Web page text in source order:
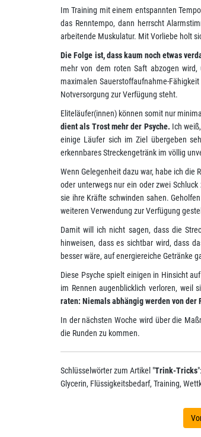
Im Training mit einem entspannten
das Renntempo, dann herrscht
arbeitende Muskulatur. Mit Vorliebe holt
Die Folge ist, dass kaum noch etwas
mehr von dem roten Saft abzogen
maximalen Sauerstoffaufnahme-
Notversorgung zur Verfügung steht.
Eliteläufer(innen) können somit nur
dient als Trost mehr der Psyche. Ich
einige Läufer sich im Ziel übergeben
erkennbares Streckengetränk im völlig
Wenn Gelegenheit dazu war, habe ich
oder unterwegs nur ein oder zwei
sie ihre Kräfte schwinden sahen.
weiteren Verwendung zur Verfügung
Damit will ich nicht sagen, dass die
hinweisen, dass es sichtbar wird, dass
besser wäre, auf energiereiche Getränke
Diese Psyche spielt einigen in Hinsicht
im Rennen augenblicklich verloren, weil
raten: Niemals abhängig werden von der
In der nächsten Woche wird über die
die Runden zu kommen.
Schlüsselwörter zum Artikel "Trink-Tricks":
Glycerin, Flüssigkeitsbedarf, Training,